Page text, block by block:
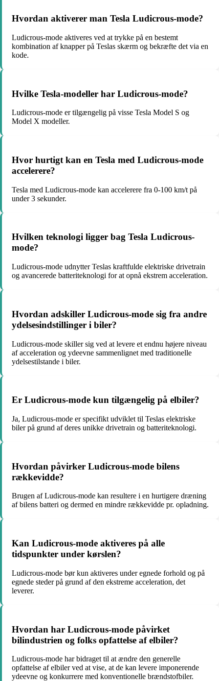
Hvordan aktiverer man Tesla Ludicrous-mode?
Ludicrous-mode aktiveres ved at trykke på en bestemt
kombination af knapper på Teslas skærm og bekræfte det via en
kode.
Hvilke Tesla-modeller har Ludicrous-mode?
Ludicrous-mode er tilgængelig på visse Tesla Model S og
Model X modeller.
Hvor hurtigt kan en Tesla med Ludicrous-mode
accelerere?
Tesla med Ludicrous-mode kan accelerere fra 0-100 km/t på
under 3 sekunder.
Hvilken teknologi ligger bag Tesla Ludicrous-
mode?
Ludicrous-mode udnytter Teslas kraftfulde elektriske drivetrain
og avancerede batteriteknologi for at opnå ekstrem acceleration.
Hvordan adskiller Ludicrous-mode sig fra andre
ydelsesindstillinger i biler?
Ludicrous-mode skiller sig ved at levere et endnu højere niveau
af acceleration og ydeevne sammenlignet med traditionelle
ydelsestilstande i biler.
Er Ludicrous-mode kun tilgængelig på elbiler?
Ja, Ludicrous-mode er specifikt udviklet til Teslas elektriske
biler på grund af deres unikke drivetrain og batteriteknologi.
Hvordan påvirker Ludicrous-mode bilens
rækkevidde?
Brugen af Ludicrous-mode kan resultere i en hurtigere dræning
af bilens batteri og dermed en mindre rækkevidde pr. opladning.
Kan Ludicrous-mode aktiveres på alle
tidspunkter under kørslen?
Ludicrous-mode bør kun aktiveres under egnede forhold og på
egnede steder på grund af den ekstreme acceleration, det
leverer.
Hvordan har Ludicrous-mode påvirket
bilindustrien og folks opfattelse af elbiler?
Ludicrous-mode har bidraget til at ændre den generelle
opfattelse af elbiler ved at vise, at de kan levere imponerende
ydeevne og konkurrere med konventionelle brændstofbiler.